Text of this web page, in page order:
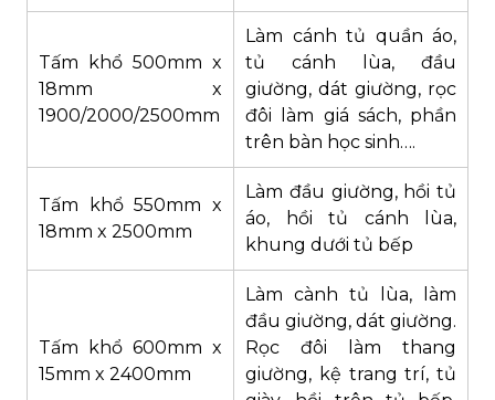
Tấm khổ 500mm x
18mm x
1900/2000/2500mm
Làm cánh tủ quần áo,
tủ cánh lùa, đầu
giường, dát giường, rọc
đôi làm giá sách, phần
trên bàn học sinh….
Tấm khổ 550mm x
18mm x 2500mm
Làm đầu giường, hồi tủ
áo, hồi tủ cánh lùa,
khung dưới tủ bếp
Tấm khổ 600mm x
15mm x 2400mm
Làm cành tủ lùa, làm
đầu giường, dát giường.
Rọc đôi làm thang
giường, kệ trang trí, tủ